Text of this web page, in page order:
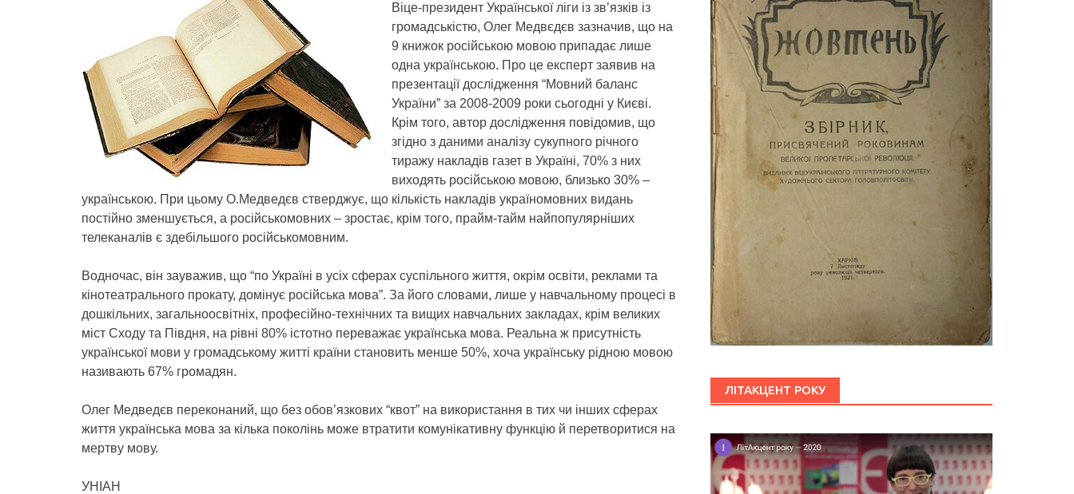
Віце-президент Української ліги із зв’язків із
громадськістю, Олег Медвєдєв зазначив, що на
9 книжок російською мовою припадає лише
одна українською. Про це експерт заявив на
презентації дослідження “Мовний баланс
України” за 2008-2009 роки сьогодні у Києві.
Крім того, автор дослідження повідомив, що
згідно з даними аналізу сукупного річного
тиражу накладів газет в Україні, 70% з них
виходять російською мовою, близько 30% –
українською. При цьому О.Медведєв стверджує, що кількість накладів україномовних видань
постійно зменшується, а російськомовних – зростає, крім того, прайм-тайм найпопулярніших
телеканалів є здебільшого російськомовним.
Водночас, він зауважив, що “по Україні в усіх сферах суспільного життя, окрім освіти, реклами та
кінотеатрального прокату, домінує російська мова”. За його словами, лише у навчальному процесі в
дошкільних, загальноосвітніх, професійно-технічних та вищих навчальних закладах, крім великих
міст Сходу та Півдня, на рівні 80% істотно переважає українська мова. Реальна ж присутність
української мови у громадському житті країни становить менше 50%, хоча українську рідною мовою
називають 67% громадян.
Олег Медведєв переконаний, що без обов’язкових “квот” на використання в тих чи інших сферах
життя українська мова за кілька поколінь може втратити комунікативну функцію й перетворитися на
мертву мову.
УНІАН
ЛІТАКЦЕНТ РОКУ